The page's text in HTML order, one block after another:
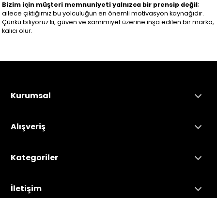
Bizim için müşteri memnuniyeti yalnızca bir prensip değil;
ailece çıktığımız bu yolculuğun en önemli motivasyon kaynağıdır.
Çünkü biliyoruz ki, güven ve samimiyet üzerine inşa edilen bir marka,
kalıcı olur.
Kurumsal
Alışveriş
Kategoriler
İletişim